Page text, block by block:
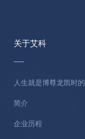
关于艾科
人生就是博尊龙凯时的
简介
企业历程